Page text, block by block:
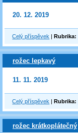
20. 12. 2019
Celý příspěvek |Rubrika:
rožec lepkavý
11. 11. 2019
Celý příspěvek |Rubrika:
rožec krátkoplátečný